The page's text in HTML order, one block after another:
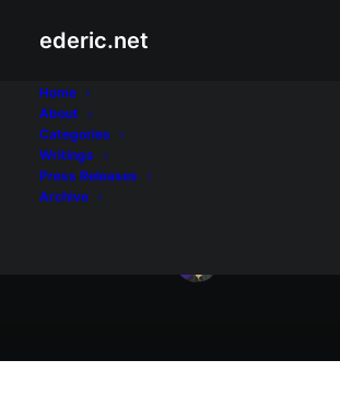
ederic.net
Home
About
Categories
Writings
Press Releases
Archive
Martial law